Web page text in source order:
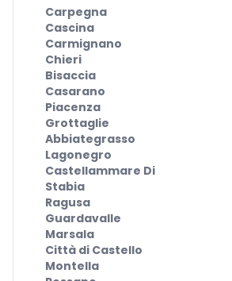
Carpegna
Cascina
Carmignano
Chieri
Bisaccia
Casarano
Piacenza
Grottaglie
Abbiategrasso
Lagonegro
Castellammare Di
Stabia
Ragusa
Guardavalle
Marsala
Città di Castello
Montella